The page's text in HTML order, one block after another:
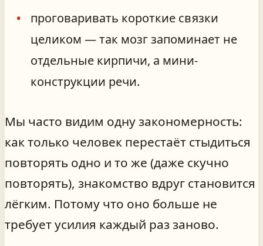
проговаривать короткие связки
целиком — так мозг запоминает не
отдельные кирпичи, а мини-
конструкции речи.
Мы часто видим одну закономерность:
как только человек перестаёт стыдиться
повторять одно и то же (даже скучно
повторять), знакомство вдруг становится
лёгким. Потому что оно больше не
требует усилия каждый раз заново.